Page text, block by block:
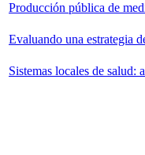
Producción pública de
Evaluando una estrategia
Sistemas locales de salud: